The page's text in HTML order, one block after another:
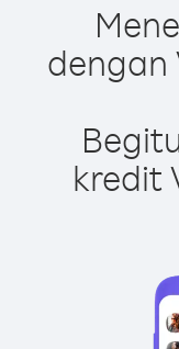
dengan
kredit